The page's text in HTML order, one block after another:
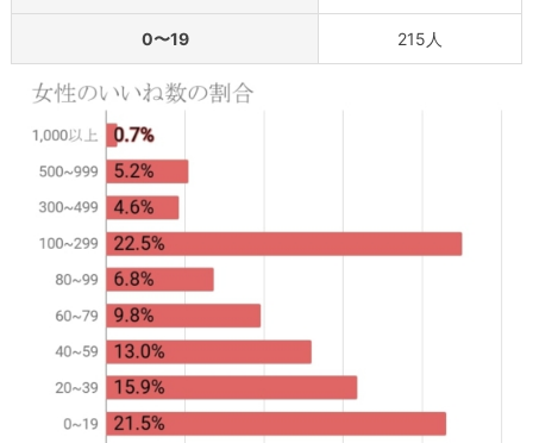
0〜19 215人